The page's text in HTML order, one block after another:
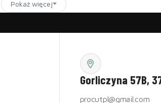
Wełna mineralna skalna i szklana
Szkło spienione (Foam Glass)— materiał
Pianki techniczne i akustyczne
Kiedy wybrać Minova zamiast noża termicznego?
Nóż termiczny sprawdza się przy styropianie, ale
Pokaż więcej
Gorliczyna 57B,
procutpl@gmail.com